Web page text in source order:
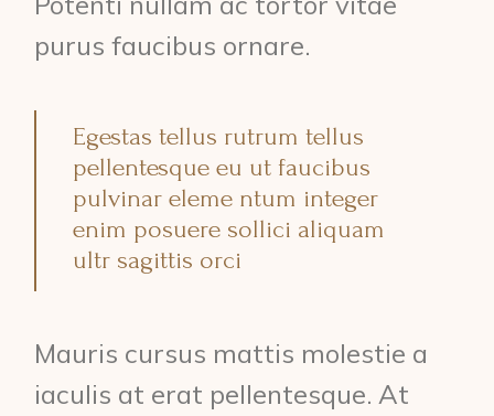
purus faucibus ornare.
Egestas tellus rutrum tellus
pellentesque eu ut faucibus
pulvinar eleme ntum integer
enim posuere sollici aliquam
ultr sagittis orci
Mauris cursus mattis molestie a
iaculis at erat pellentesque. At